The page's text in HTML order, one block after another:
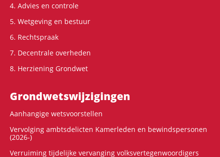
4. Advies en controle
5. Wetgeving en bestuur
6. Rechtspraak
7. Decentrale overheden
8. Herziening Grondwet
Grondwets­wijzigingen
Aanhangige wetsvoorstellen
Vervolging ambtsdelicten Kamerleden en bewindspersonen
(2026-)
Verruiming tijdelijke vervanging volksvertegenwoordigers